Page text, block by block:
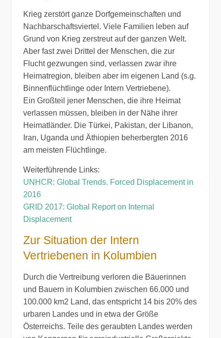
Krieg zerstört ganze Dorfgemeinschaften und
Nachbarschaftsviertel. Viele Familien leben auf
Grund von Krieg zerstreut auf der ganzen Welt.
Aber fast zwei Drittel der Menschen, die zur
Flucht gezwungen sind, verlassen zwar ihre
Heimatregion, bleiben aber im eigenen Land (s.g.
Binnenflüchtlinge oder Intern Vertriebene).
Ein Großteil jener Menschen, die ihre Heimat
verlassen müssen, bleiben in der Nähe ihrer
Heimatländer. Die Türkei, Pakistan, der Libanon,
Iran, Uganda und Äthiopien beherbergten 2016
am meisten Flüchtlinge.
Weiterführende Links:
UNHCR: Global Trends. Forced Displacement in
2016
GRID 2017: Global Report on Internal
Displacement
Zur Situation der Intern
Vertriebenen in Kolumbien
Durch die Vertreibung verloren die Bäuerinnen
und Bauern in Kolumbien zwischen 66.000 und
100.000 km2 Land, das entspricht 14 bis 20% des
urbaren Landes und in etwa der Größe
Österreichs. Teile des geraubten Landes werden